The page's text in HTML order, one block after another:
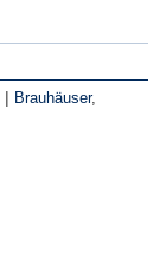
| Brauhäuser,